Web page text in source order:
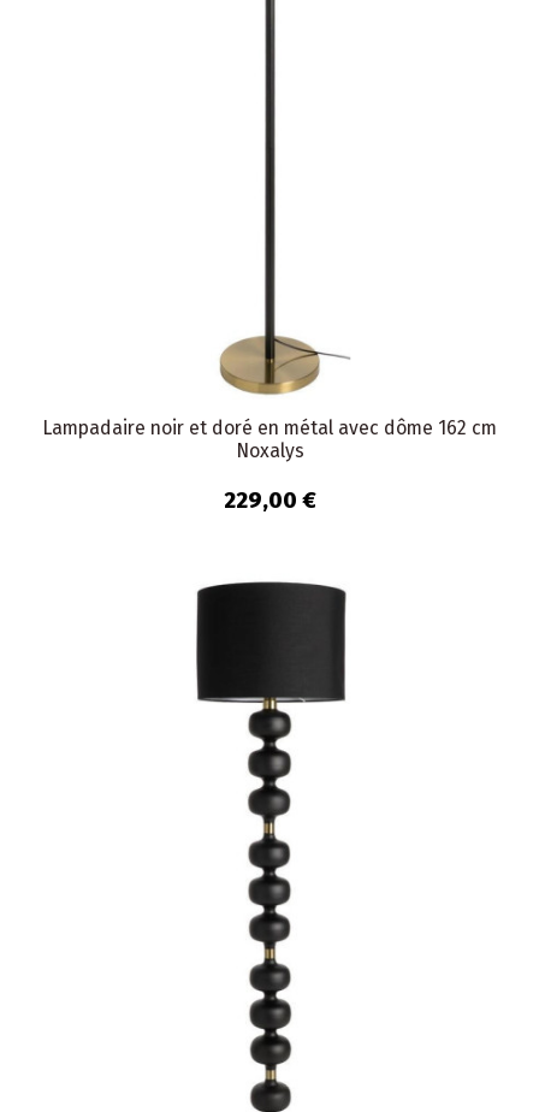
Lampadaire noir et doré en métal avec dôme 162 cm
Noxalys
229,00 €